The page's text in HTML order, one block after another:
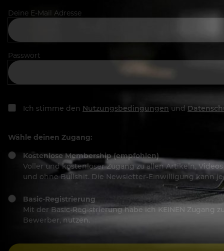
Deine E-Mail Adresse
Passwort
Ich stimme den Nutzungsbedingungen und
Wähle deinen Zugang:
Kostenlose Membership (empfohlen)
Voller und kostenloser Zugang zu allen Artikeln,
und ohne Bullshit. Die Newsletter-Einwilligung kann
Basic-Registrierung
Mit der Basic-Registrierung habe ich KEINEN Zugang
Bewerber, nutzen.